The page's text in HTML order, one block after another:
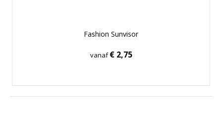
Fashion Sunvisor
vanaf€ 2,75